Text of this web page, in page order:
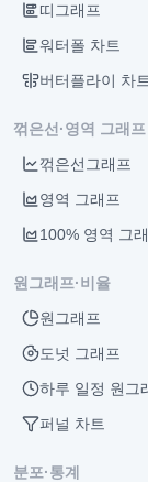
띠그래프
워터폴 차트
버터플라이 차트
꺾은선·영역 그래프
꺾은선그래프
영역 그래프
100% 영역 그
원그래프·비율
원그래프
도넛 그래프
하루 일정 원그
퍼널 차트
분포·통계